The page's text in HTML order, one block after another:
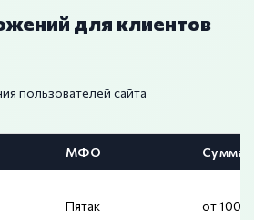
для клиентов
пользователей сайта
МФО Сумма
Пятак от